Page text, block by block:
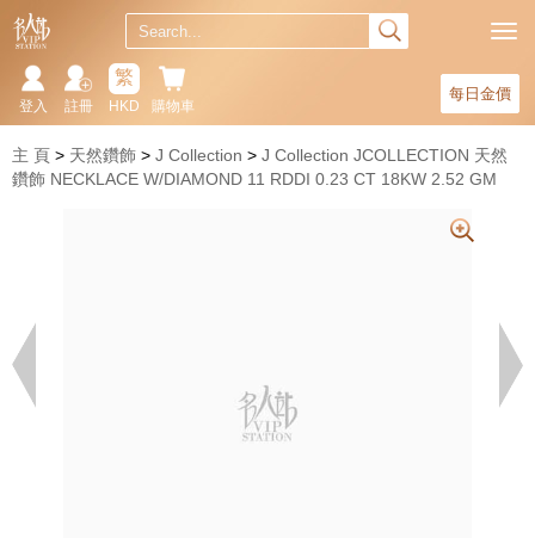
每日金價
購物車
繁
HKD
註冊
登入
主 頁 天然鑽飾 J Collection
J Collection JCOLLECTION 天然
鑽飾 NECKLACE W/DIAMOND 11 RDDI 0.23 CT 18KW 2.52 GM